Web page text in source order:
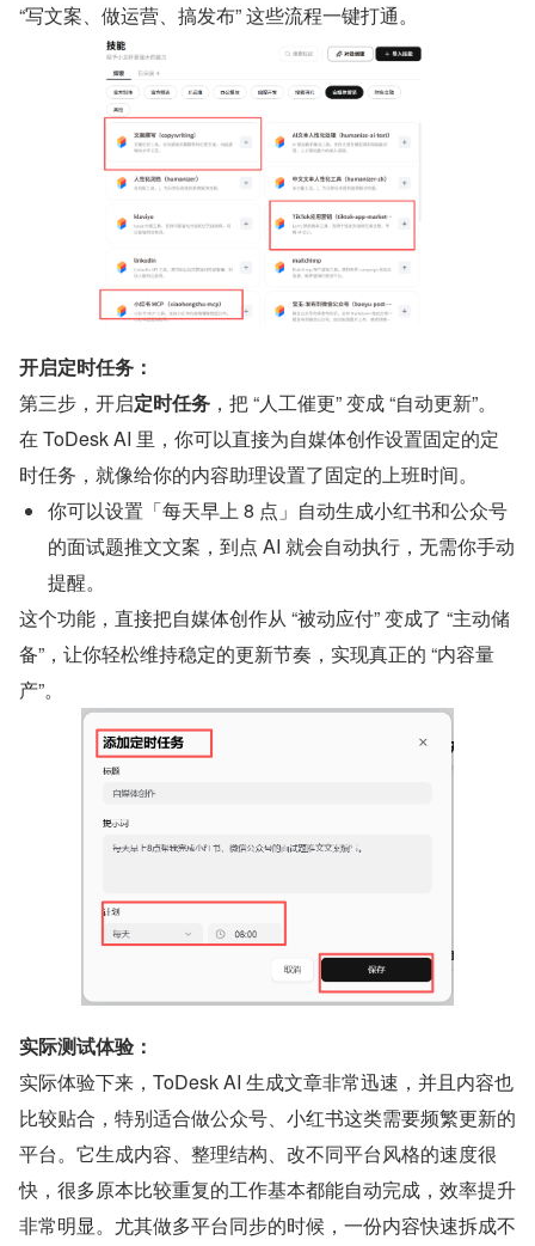
“写文案、做运营、搞发布” 这些流程一键打通。
开启定时任务：
第三步，开启定时任务 ，把 “人工催更” 变成 “自动更新”。
在 ToDesk AI 里，你可以直接为自媒体创作设置固定的定
时任务，就像给你的内容助理设置了固定的上班时间。
你可以设置「每天早上 8 点」自动生成小红书和公众号
的面试题推文文案，到点 AI 就会自动执行，无需你手动
提醒。
这个功能，直接把自媒体创作从 “被动应付” 变成了 “主动储
备”，让你轻松维持稳定的更新节奏，实现真正的 “内容量
产”。
实际测试体验：
实际体验下来，ToDesk AI 生成文章非常迅速，并且内容也
比较贴合，特别适合做公众号、小红书这类需要频繁更新的
平台。它生成内容、整理结构、改不同平台风格的速度很
快，很多原本比较重复的工作基本都能自动完成，效率提升
非常明显。尤其做多平台同步的时候，一份内容快速拆成不